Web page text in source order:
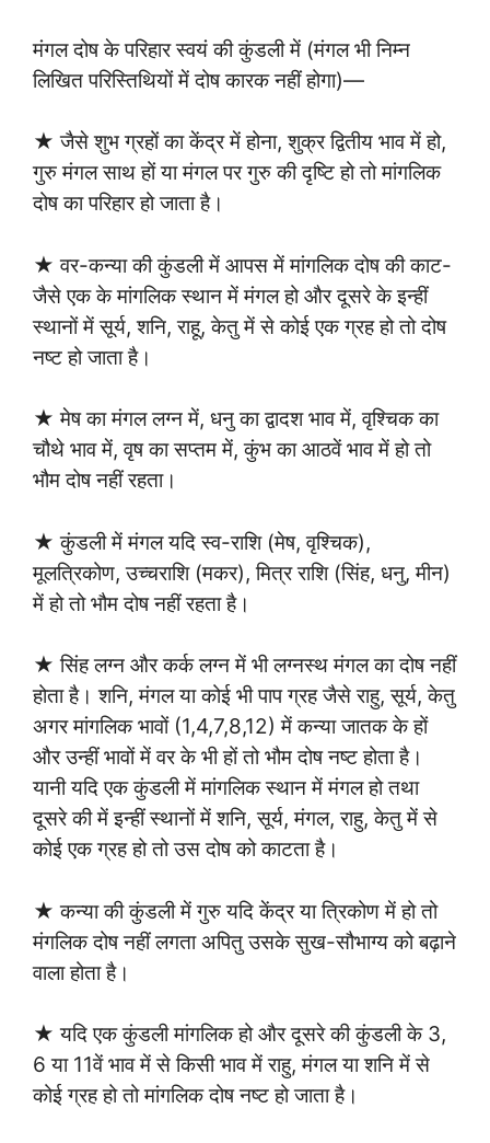
मंगल दोष के परिहार स्वयं की कुंडली में (मंगल भी निम्न
लिखित परिस्तिथियों में दोष कारक नहीं होगा)—
★ जैसे शुभ ग्रहों का केंद्र में होना, शुक्र द्वितीय भाव में हो,
गुरु मंगल साथ हों या मंगल पर गुरु की दृष्टि हो तो मांगलिक
दोष का परिहार हो जाता है।
★ वर-कन्या की कुंडली में आपस में मांगलिक दोष की काट-
जैसे एक के मांगलिक स्थान में मंगल हो और दूसरे के इन्हीं
स्थानों में सूर्य, शनि, राहू, केतु में से कोई एक ग्रह हो तो दोष
नष्ट हो जाता है।
★ मेष का मंगल लग्न में, धनु का द्वादश भाव में, वृश्चिक का
चौथे भाव में, वृष का सप्तम में, कुंभ का आठवें भाव में हो तो
भौम दोष नहीं रहता।
★ कुंडली में मंगल यदि स्व-राशि (मेष, वृश्चिक),
मूलत्रिकोण, उच्चराशि (मकर), मित्र राशि (सिंह, धनु, मीन)
में हो तो भौम दोष नहीं रहता है।
★ सिंह लग्न और कर्क लग्न में भी लग्नस्थ मंगल का दोष नहीं
होता है। शनि, मंगल या कोई भी पाप ग्रह जैसे राहु, सूर्य, केतु
अगर मांगलिक भावों (1,4,7,8,12) में कन्या जातक के हों
और उन्हीं भावों में वर के भी हों तो भौम दोष नष्ट होता है।
यानी यदि एक कुंडली में मांगलिक स्थान में मंगल हो तथा
दूसरे की में इन्हीं स्थानों में शनि, सूर्य, मंगल, राहु, केतु में से
कोई एक ग्रह हो तो उस दोष को काटता है।
★ कन्या की कुंडली में गुरु यदि केंद्र या त्रिकोण में हो तो
मंगलिक दोष नहीं लगता अपितु उसके सुख-सौभाग्य को बढ़ाने
वाला होता है।
★ यदि एक कुंडली मांगलिक हो और दूसरे की कुंडली के 3,
6 या 11वें भाव में से किसी भाव में राहु, मंगल या शनि में से
कोई ग्रह हो तो मांगलिक दोष नष्ट हो जाता है।